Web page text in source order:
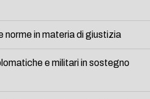
norme in materia di giustizia
e militari in sostegno